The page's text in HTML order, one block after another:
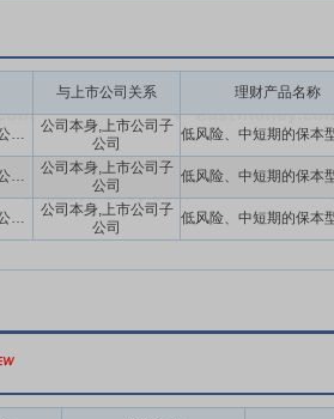
与上市公司关系 理财产品名称
京东方科技集团股份有限公司及下属子公司
公司本身,上市公司子
公司
京东方科技集团股份有限公司及下属子公司
公司本身,上市公司子
公司
京东方科技集团股份有限公司及下属子公司
公司本身,上市公司子
公司